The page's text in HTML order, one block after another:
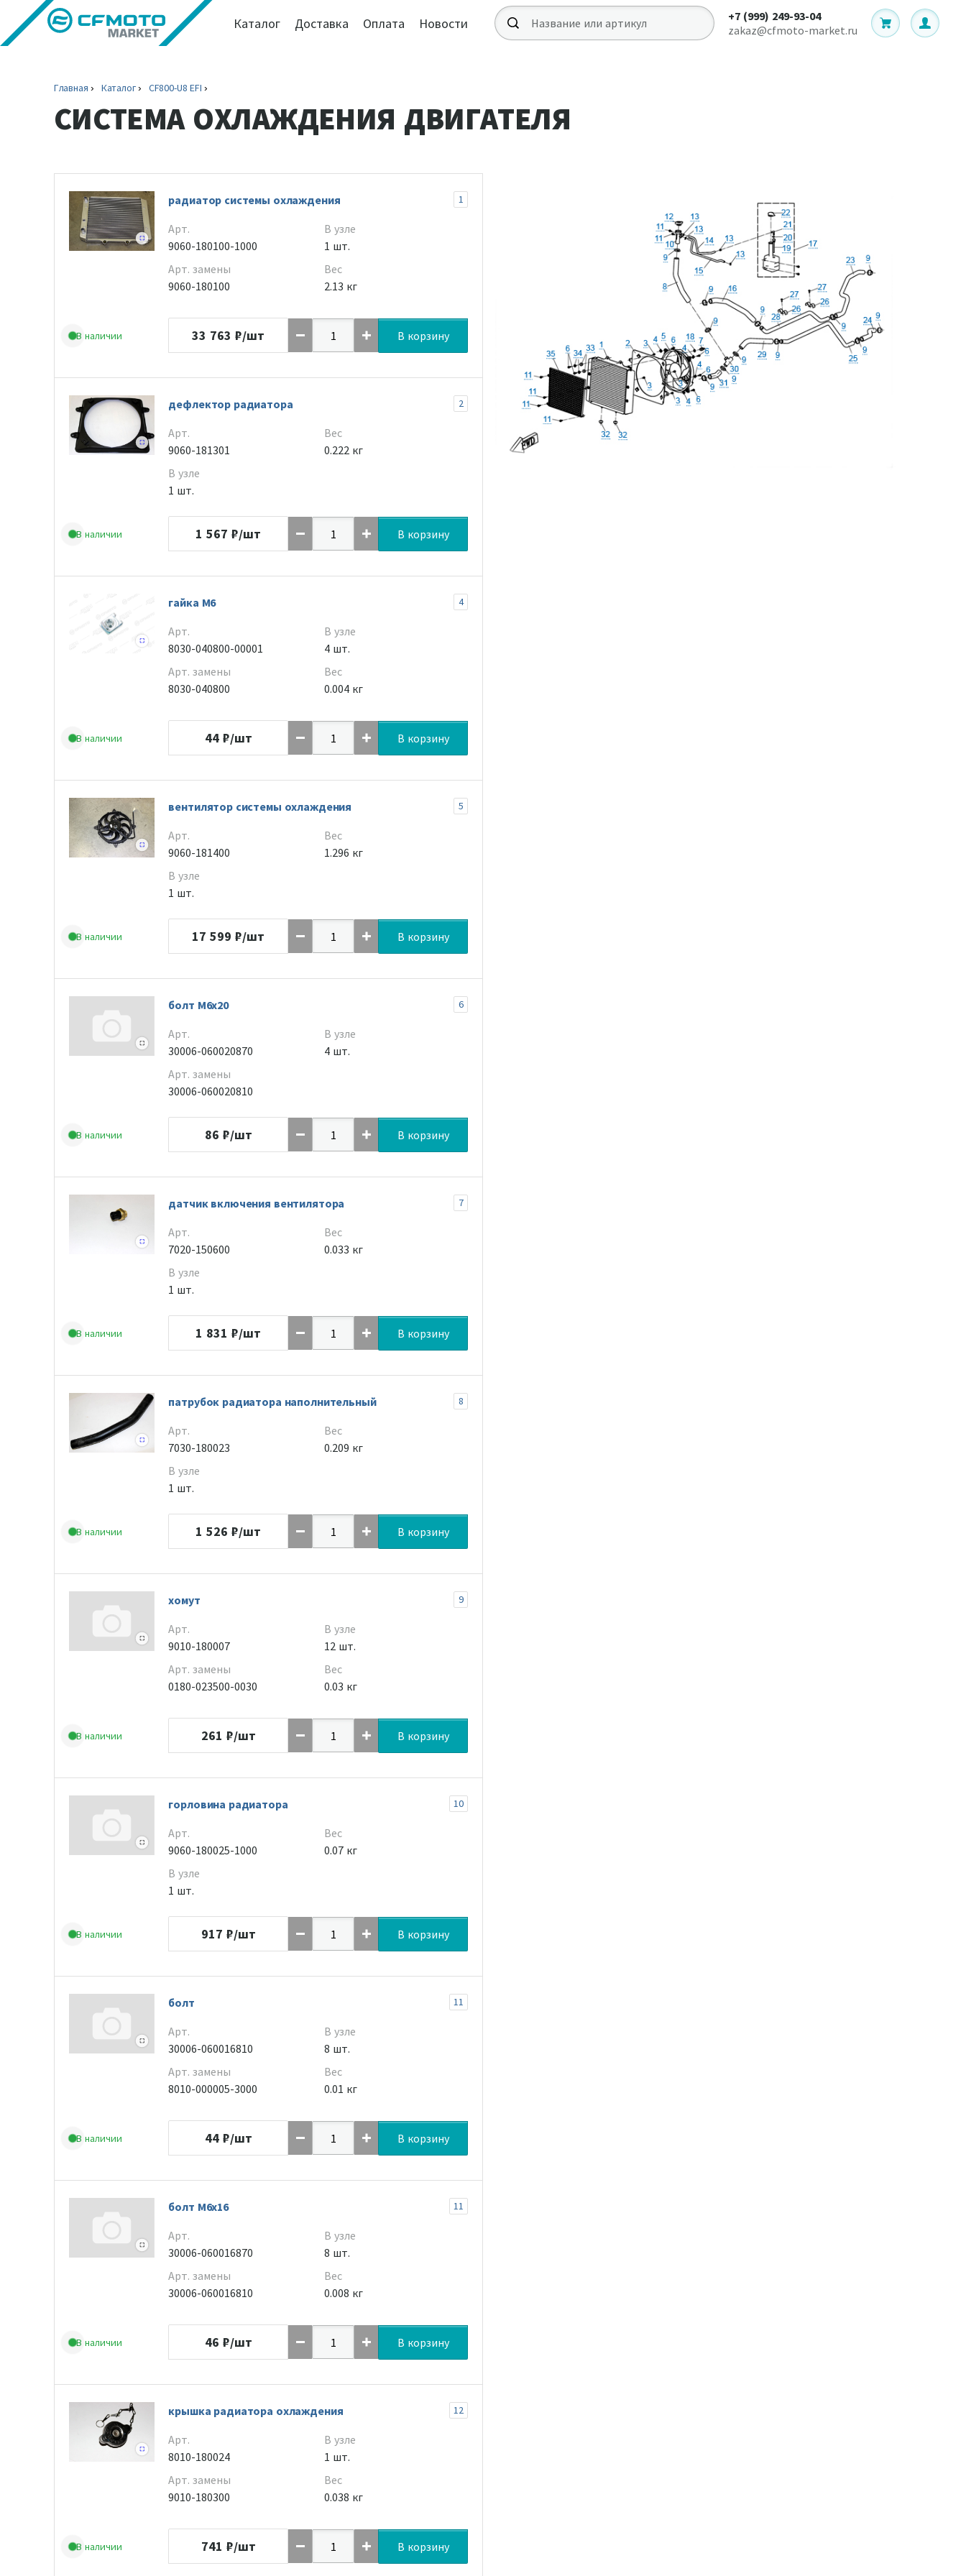
Каталог Доставка Оплата Новости
+7 (999) 249-93-04
zakaz@cfmoto-market.ru
Главная Каталог CF800-U8 EFI
СИСТЕМА ОХЛАЖДЕНИЯ ДВИГАТЕЛЯ
В наличии
радиатор системы охлаждения 1
Арт.
9060-180100-1000
Арт. замены
9060-180100
В узле
1 шт.
Вес
2.13 кг
33 763 ₽/шт В корзину
В наличии
дефлектор радиатора 2
Арт.
9060-181301
В узле
1 шт.
Вес
0.222 кг
1 567 ₽/шт В корзину
В наличии
гайка М6 4
Арт.
8030-040800-00001
Арт. замены
8030-040800
В узле
4 шт.
Вес
0.004 кг
44 ₽/шт В корзину
В наличии
вентилятор системы охлаждения 5
Арт.
9060-181400
В узле
1 шт.
Вес
1.296 кг
17 599 ₽/шт В корзину
В наличии
болт M6x20 6
Арт.
30006-060020870
Арт. замены
30006-060020810
В узле
4 шт.
86 ₽/шт В корзину
В наличии
датчик включения вентилятора 7
Арт.
7020-150600
В узле
1 шт.
Вес
0.033 кг
1 831 ₽/шт В корзину
В наличии
патрубок радиатора наполнительный 8
Арт.
7030-180023
В узле
1 шт.
Вес
0.209 кг
1 526 ₽/шт В корзину
В наличии
хомут 9
Арт.
9010-180007
Арт. замены
0180-023500-0030
В узле
12 шт.
Вес
0.03 кг
261 ₽/шт В корзину
В наличии
горловина радиатора 10
Арт.
9060-180025-1000
В узле
1 шт.
Вес
0.07 кг
917 ₽/шт В корзину
В наличии
болт 11
Арт.
30006-060016810
Арт. замены
8010-000005-3000
В узле
8 шт.
Вес
0.01 кг
44 ₽/шт В корзину
В наличии
болт M6x16 11
Арт.
30006-060016870
Арт. замены
30006-060016810
В узле
8 шт.
Вес
0.008 кг
46 ₽/шт В корзину
В наличии
крышка радиатора охлаждения 12
Арт.
8010-180024
Арт. замены
9010-180300
В узле
1 шт.
Вес
0.038 кг
741 ₽/шт В корзину